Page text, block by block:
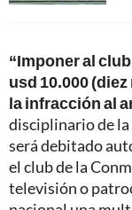
“Imponer al
usd 10.000
la infracción al
disciplinario de
será debitado
el club de la
televisión o